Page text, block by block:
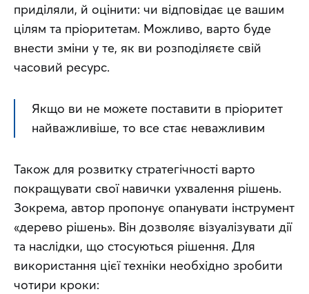
приділяли, й оцінити: чи відповідає це вашим
цілям та пріоритетам. Можливо, варто буде
внести зміни у те, як ви розподіляєте свій
часовий ресурс.
Якщо ви не можете поставити в пріоритет
найважливіше, то все стає неважливим
Також для розвитку стратегічності варто
покращувати свої навички ухвалення рішень.
Зокрема, автор пропонує опанувати інструмент
«дерево рішень». Він дозволяє візуалізувати дії
та наслідки, що стосуються рішення. Для
використання цієї техніки необхідно зробити
чотири кроки: